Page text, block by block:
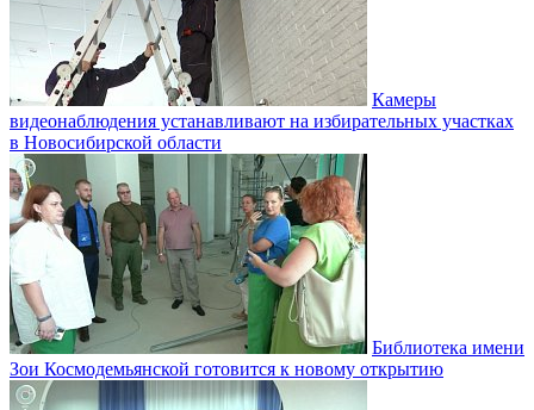
Камеры
видеонаблюдения устанавливают на избирательных участках
в Новосибирской области
Библиотека имени
Зои Космодемьянской готовится к новому открытию